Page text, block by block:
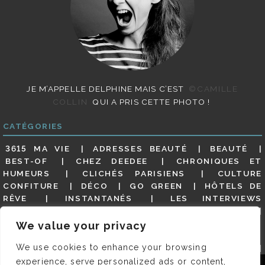
We value your privacy
We use cookies to enhance your browsing
experience, serve personalized ads or content,
JE M’APPELLE DELPHINE MAIS C’EST
©CAMILLE
COLLIN
QUI A PRIS CETTE PHOTO !
CATÉGORIES
3615 MA VIE ADRESSES BEAUTÉ
BEAUTÉ
BEST-OF
CHEZ DEEDEE
CHRONIQUES ET
HUMEURS
CLICHÉS PARISIENS
CULTURE
CONFITURE
DÉCO GO GREEN
HÔTELS DE
RÊVE
INSTANTANÉS
LES INTERVIEWS
MES ADRESSES
MODE NON CLASSÉ
GUIDE
PARIS EN PHOTOS
RESTAURANTS
REVUE DE PRESSE DÉTAILLÉE, SIOU PLAIT